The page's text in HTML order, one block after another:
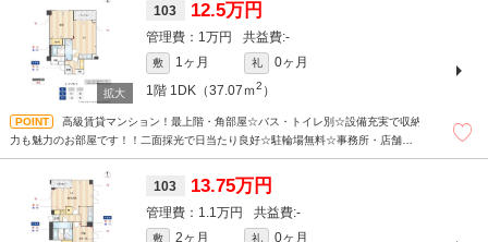
103 12.5万円
1万円 -
敷 1ヶ月 礼
0ヶ月
1階 1DK（37.07ｍ2 ）
高級賃貸マンション！最上階・角部屋☆バス・トイレ別☆設備充実で収納
力も魅力のお部屋です！！二面採光で日当たり良好☆駐輪場無料☆事務所・店舗利
103 13.75万円
1.1万円 -
敷 2ヶ月 礼
0ヶ月